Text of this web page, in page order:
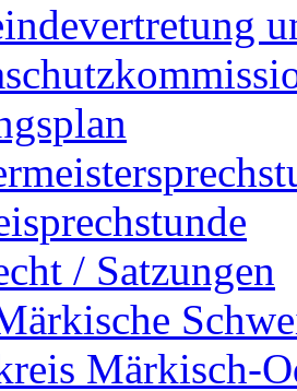
/ Satzungen
Märkisch-